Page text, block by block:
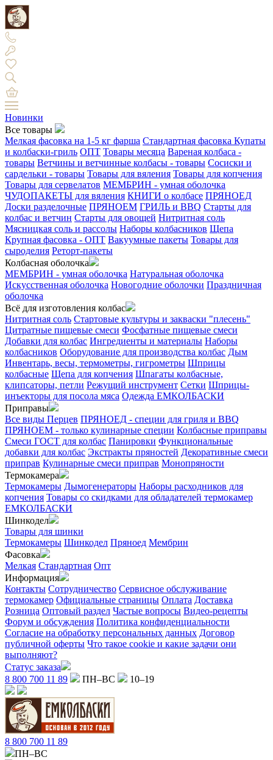
Новинки
Все товары
Мелкая фасовка на 1-5 кг фарша Стандартная фасовка Купаты
и колбаски-гриль ОПТ Товары месяца Вареная колбаса -
товары Ветчины и ветчинные колбасы - товары Сосиски и
сардельки - товары Товары для вяления Товары для копчения
Товары для сервелатов МЕМБРИН - умная оболочка
ЧУДОПАКЕТЫ для вяления КНИГИ о колбасе ПРЯНОЕД
Доски разделочные ПРЯНОЕМ ГРИЛЬ и BBQ Старты для
колбас и ветчин Старты для овощей Нитритная соль
Мясницкая соль и рассолы Наборы колбасников Щепа
Крупная фасовка - ОПТ Вакуумные пакеты Товары для
сыроделия Реторт-пакеты
Колбасная оболочка
МЕМБРИН - умная оболочка Натуральная оболочка
Искусственная оболочка Новогодние оболочки Праздничная
оболочка
Всё для изготовления колбас
Нитритная соль Стартовые культуры и закваски "плесень"
Цитратные пищевые смеси Фосфатные пищевые смеси
Добавки для колбас Ингредиенты и материалы Наборы
колбасников Оборудование для производства колбас Дым
Инвентарь, весы, термометры, гигрометры Шприцы
колбасные Щепа для копчения Шпагаты колбасные,
клипсаторы, петли Режущий инструмент Сетки Шприцы-
инъекторы для посола мяса Одежда ЕМКОЛБАСКИ
Приправы
Все виды Перцев ПРЯНОЕД - специи для гриля и BBQ
ПРЯНОЕМ - только кулинарные специи Колбасные приправы
Смеси ГОСТ для колбас Панировки Функциональные
добавки для колбас Экстракты пряностей Декоративные смеси
приправ Кулинарные смеси приправ Монопряности
Термокамера
Термокамеры Дымогенераторы Наборы расходников для
копчения Товары со скидками для обладателей термокамер
ЕМКОЛБАСКИ
Шинкодел
Товары для шинки
Термокамеры Шинкодел Пряноед Мембрин
Фасовка
Мелкая Стандартная Опт
Информация
Контакты Сотрудничество Сервисное обслуживание
термокамер Официальные страницы Оплата Доставка
Розница Оптовый раздел Частые вопросы Видео-рецепты
Форум и обсуждения Политика конфиденциальности
Согласие на обработку персональных данных Договор
публичной оферты Что такое cookie и какие задачи они
выполняют?
Статус заказа
8 800 700 11 89
ПН–ВС 10–19
8 800 700 11 89
ПН–ВС